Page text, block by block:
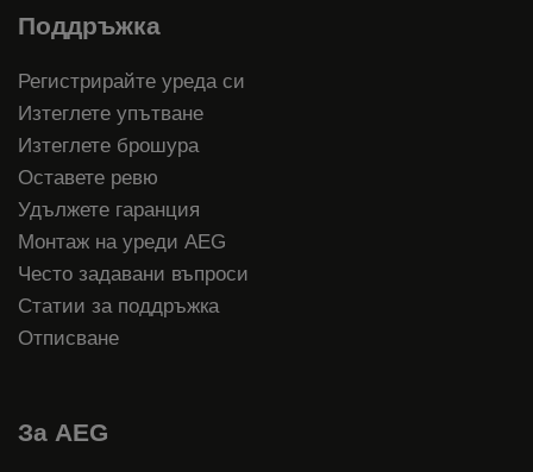
Поддръжка
Регистрирайте уреда си
Изтеглете упътване
Изтеглете брошура
Оставете ревю
Удължете гаранция
Монтаж на уреди AEG
Често задавани въпроси
Статии за поддръжка
Отписване
За AEG